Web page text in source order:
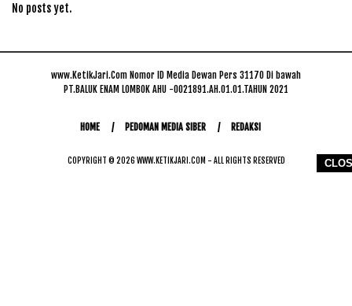
No posts yet.
www.KetikJari.Com Nomor ID Media Dewan Pers 31170 Di bawah
PT.BALUK ENAM LOMBOK AHU -0021891.AH.01.01.TAHUN 2021
HOME PEDOMAN MEDIA SIBER REDAKSI
COPYRIGHT © 2026 WWW.KETIKJARI.COM - ALL RIGHTS RESERVED